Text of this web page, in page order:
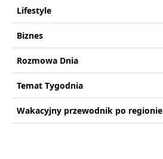
Lifestyle
Biznes
Rozmowa Dnia
Temat Tygodnia
Wakacyjny przewodnik po regionie